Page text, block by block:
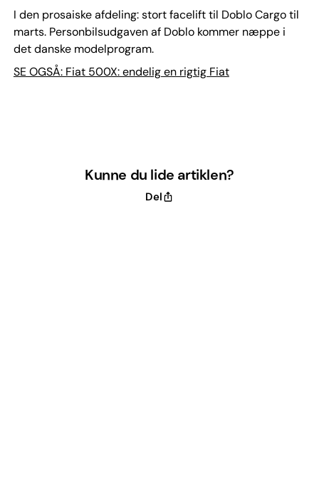
I den prosaiske afdeling: stort facelift til Doblo Cargo til
marts. Personbilsudgaven af Doblo kommer næppe i
det danske modelprogram.
SE OGSÅ: Fiat 500X: endelig en rigtig Fiat
Kunne du lide artiklen?
Del